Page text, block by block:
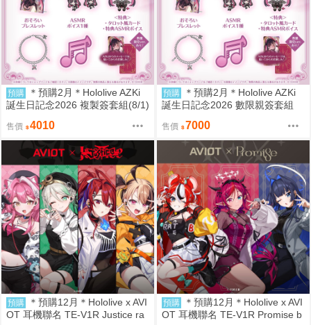
預購
＊預購2月＊Hololive AZKi
誕生日記念2026 複製簽套組(8/1)
售價 4010
預購
＊預購2月＊Hololive AZKi
誕生日記念2026 數限親簽套組
售價 7000
預購
＊預購12月＊Hololive x AVI
OT 耳機聯名 TE-V1R Justice ra
預購
＊預購12月＊Hololive x AVI
OT 耳機聯名 TE-V1R Promise b